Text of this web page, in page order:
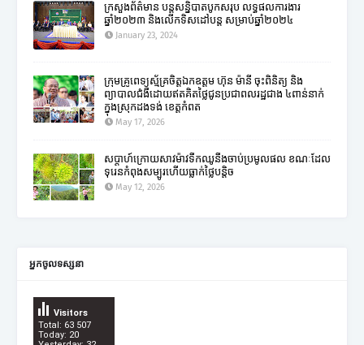
ក្រសួងព័ត៌មាន បន្តសន្និបាតបូកសរុប លទ្ធផលការងារ
ឆ្នាំ២០២៣ និងលើកទិសដៅបន្ត សម្រាប់ឆ្នាំ២០២៤
January 23, 2024
ក្រុមគ្រូពេទ្យស្ម័គ្រចិត្តឯកឧត្តម ហ៊ុន ម៉ានី ចុះពិនិត្យ និង
ព្យាបាលជំងឺដោយឥតគិតថ្លៃជូនប្រជាពលរដ្ឋជាង ៤ពាន់នាក់
ក្នុងស្រុកដងទង់ ខេត្តកំពត
May 17, 2026
សប្តាហ៍ក្រោយសាវម៉ាវទឹកឈូនឹងចាប់ប្រមូលផល ខណៈដែល
ទុរេនកំពុងសម្បូរហើយធ្លាក់ថ្លៃបន្តិច
May 12, 2026
អ្នកចូលទស្សនា
Total: 63 507
Today: 20
Visitors